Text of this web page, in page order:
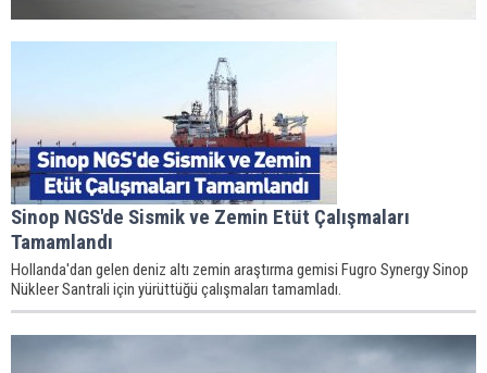
Sinop NGS'de Sismik ve Zemin Etüt Çalışmaları
Tamamlandı
Hollanda'dan gelen deniz altı zemin araştırma gemisi Fugro Synergy Sinop
Nükleer Santrali için yürüttüğü çalışmaları tamamladı.